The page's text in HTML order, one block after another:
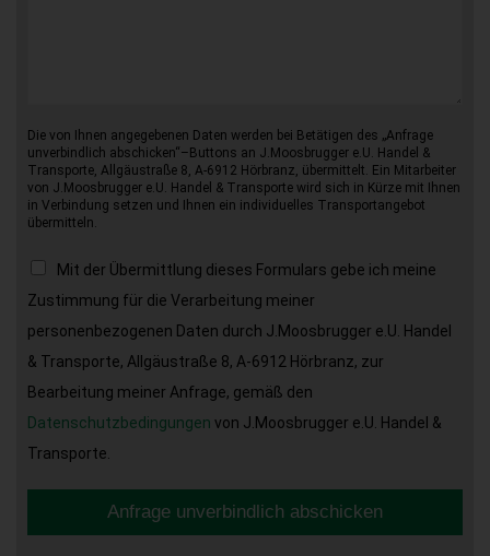
Die von Ihnen angegebenen Daten werden bei Betätigen des „Anfrage
unverbindlich abschicken“–Buttons an J.Moosbrugger e.U. Handel &
Transporte, Allgäustraße 8, A-6912 Hörbranz, übermittelt. Ein Mitarbeiter
von J.Moosbrugger e.U. Handel & Transporte wird sich in Kürze mit Ihnen
in Verbindung setzen und Ihnen ein individuelles Transportangebot
übermitteln.
Mit der Übermittlung dieses Formulars gebe ich meine
Zustimmung für die Verarbeitung meiner
personenbezogenen Daten durch J.Moosbrugger e.U. Handel
& Transporte, Allgäustraße 8, A-6912 Hörbranz, zur
Bearbeitung meiner Anfrage, gemäß den
Datenschutzbedingungen von J.Moosbrugger e.U. Handel &
Transporte.
Anfrage unverbindlich abschicken